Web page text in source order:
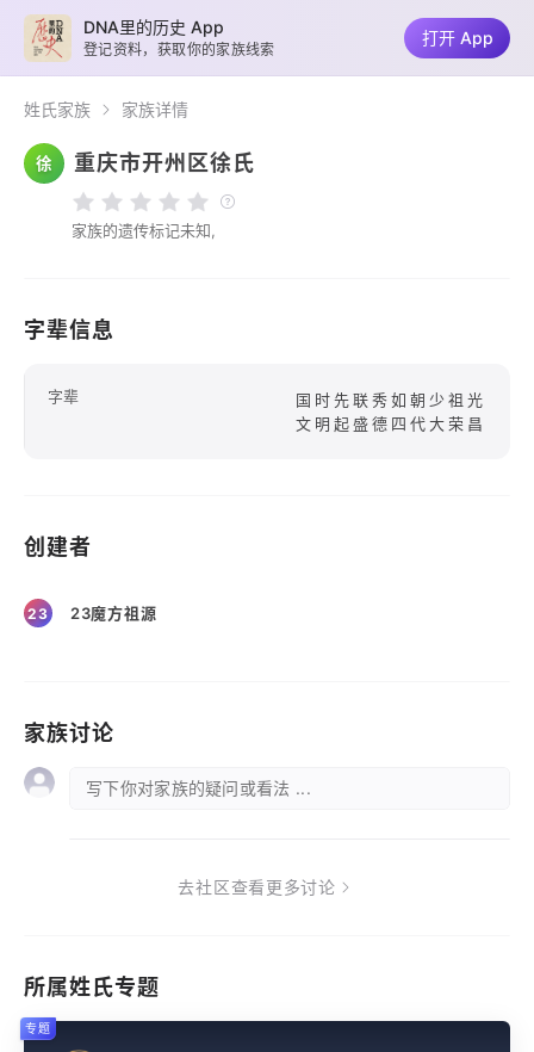
姓氏家族 家族详情
徐 重庆市开州区徐氏
家族的遗传标记未知,
字辈信息
字辈
国时先联秀如朝少祖光
文明起盛德四代大荣昌
创建者
23 23魔方祖源
家族讨论
写下你对家族的疑问或看法 ...
去社区查看更多讨论
所属姓氏专题
专题
DNA里的历史 App
登记资料，获取你的家族线索
打开 App